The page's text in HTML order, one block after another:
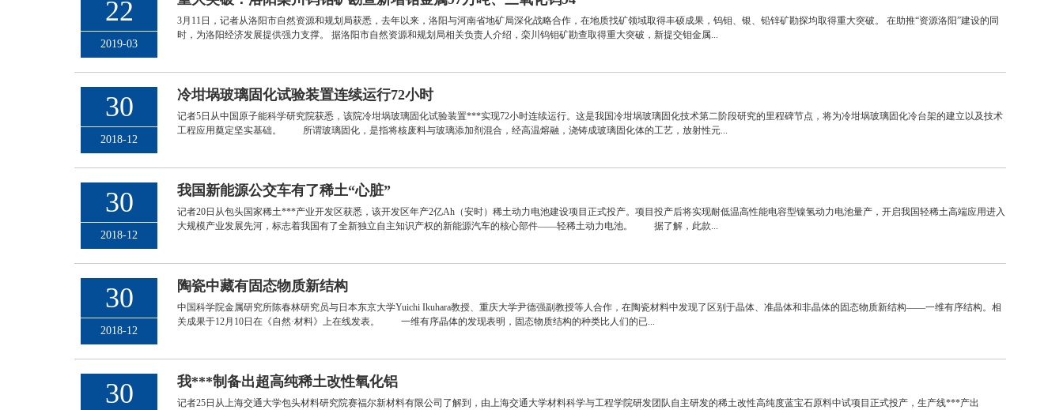
22
2019-03
3月11日，记者从洛阳市自然资源和规划局获悉，去年以来，洛阳与河南省地矿局深化战略合作，在地质找矿领域取得丰硕成果，钨钼、银、铅锌矿勘探均取得重大突破。 在助推“资源洛阳”建设的同
时，为洛阳经济发展提供强力支撑。 据洛阳市自然资源和规划局相关负责人介绍，栾川钨钼矿勘查取得重大突破，新提交钼金属...
30
2018-12
冷坩埚玻璃固化试验装置连续运行72小时
记者5日从中国原子能科学研究院获悉，该院冷坩埚玻璃固化试验装置***实现72小时连续运行。这是我国冷坩埚玻璃固化技术第二阶段研究的里程碑节点，将为冷坩埚玻璃固化冷台架的建立以及技术
工程应用奠定坚实基础。 所谓玻璃固化，是指将核废料与玻璃添加剂混合，经高温熔融，浇铸成玻璃固化体的工艺，放射性元...
30
2018-12
我国新能源公交车有了稀土“心脏”
记者20日从包头国家稀土***产业开发区获悉，该开发区年产2亿Ah（安时）稀土动力电池建设项目正式投产。项目投产后将实现耐低温高性能电容型镍氢动力电池量产，开启我国轻稀土高端应用进入
大规模产业发展先河，标志着我国有了全新独立自主知识产权的新能源汽车的核心部件——轻稀土动力电池。 据了解，此款...
30
2018-12
陶瓷中藏有固态物质新结构
中国科学院金属研究所陈春林研究员与日本东京大学Yuichi Ikuhara教授、重庆大学尹德强副教授等人合作，在陶瓷材料中发现了区别于晶体、准晶体和非晶体的固态物质新结构——一维有序结构。相
关成果于12月10日在《自然·材料》上在线发表。 一维有序晶体的发现表明，固态物质结构的种类比人们的已...
30 我***制备出超高纯稀土改性氧化铝
记者25日从上海交通大学包头材料研究院赛福尔新材料有限公司了解到，由上海交通大学材料科学与工程学院研发团队自主研发的稀土改性高纯度蓝宝石原料中试项目正式投产，生产线***产出